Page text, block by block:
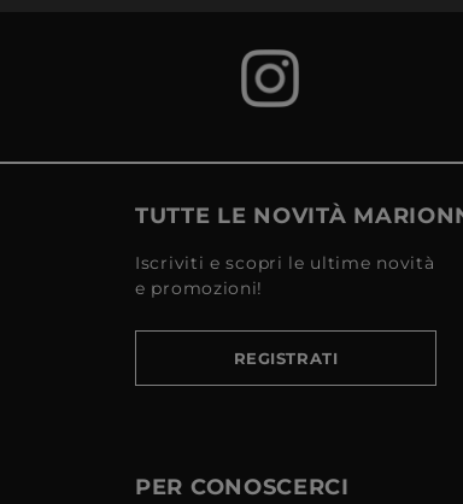
TUTTE LE NOVITÀ
Iscriviti e scopri le ultime novità
e promozioni!
REGISTRATI
PER CONOSCERCI